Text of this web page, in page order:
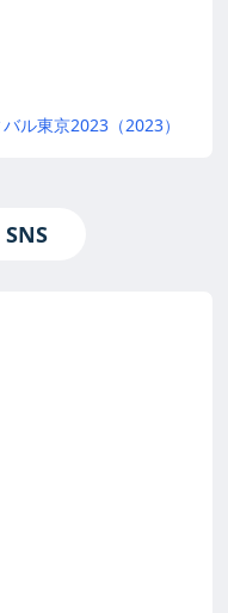
ル東京2023（2023）